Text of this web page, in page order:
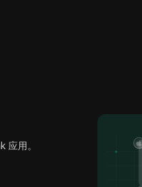
应用。